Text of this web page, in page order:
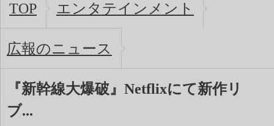
TOP エンタテインメント
広報のニュース
『新幹線大爆破』Netflixにて新作リ
ブ...